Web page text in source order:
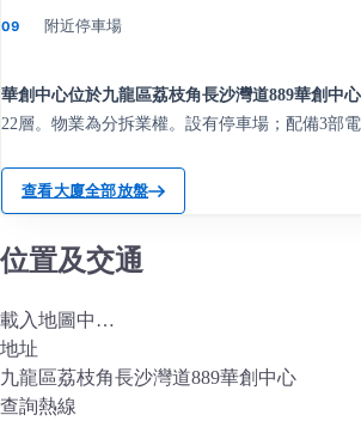
09 附近停車場
華創中心位於九龍區荔枝角長沙灣道889華創中
22層。物業為分拆業權。設有停車場；配備3部電
查看大廈全部放盤
位置及交通
載入地圖中…
地址
九龍區荔枝角長沙灣道889華創中心
查詢熱線